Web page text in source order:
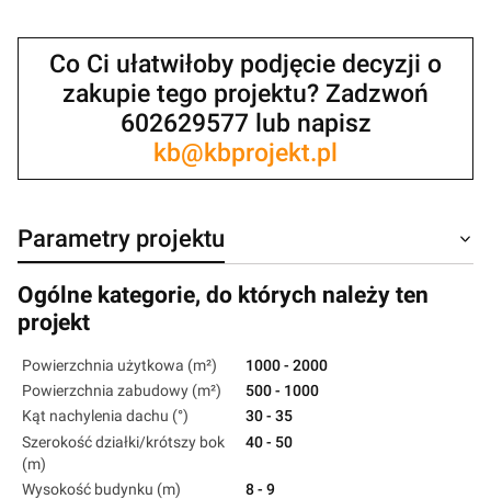
Co Ci ułatwiłoby podjęcie decyzji o
zakupie tego projektu? Zadzwoń
602629577 lub napisz
kb@kbprojekt.pl
Parametry projektu
Ogólne kategorie, do których należy ten
projekt
Powierzchnia użytkowa (m²)
1000 - 2000
Powierzchnia zabudowy (m²)
500 - 1000
Kąt nachylenia dachu (°)
30 - 35
Szerokość działki/krótszy bok
(m)
40 - 50
Wysokość budynku (m) 8 - 9